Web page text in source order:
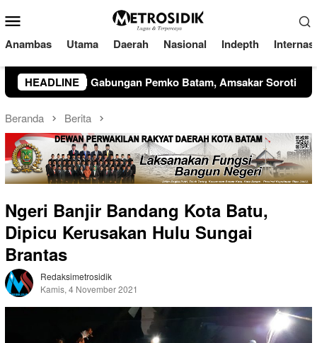
ke
kontenMobile
Anambas Utama Daerah Nasional Indepth
HEADLINE
Amsakar Soroti Kinerja OPD dan Optimalisasi
Beranda Berita
Ngeri Banjir Bandang Kota Batu,
Dipicu Kerusakan Hulu Sungai
Brantas
Redaksimetrosidik
Kamis, 4 November 2021